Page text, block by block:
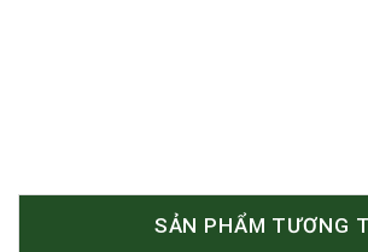
SẢN PHẨM TƯƠNG